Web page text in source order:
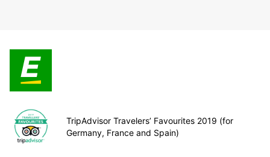
TripAdvisor Travelers’ Favourites 2019 (for
Germany, France and Spain)